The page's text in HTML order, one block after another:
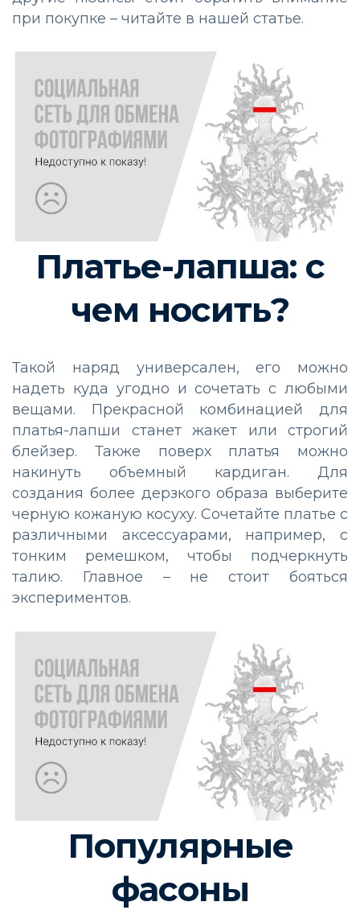
при покупке – читайте в нашей статье.
Платье-лапша: с
чем носить?
Такой наряд универсален, его можно
надеть куда угодно и сочетать с любыми
вещами. Прекрасной комбинацией для
платья-лапши станет жакет или строгий
блейзер. Также поверх платья можно
накинуть объемный кардиган. Для
создания более дерзкого образа выберите
черную кожаную косуху. Сочетайте платье с
различными аксессуарами, например, с
тонким ремешком, чтобы подчеркнуть
талию. Главное – не стоит бояться
экспериментов.
Популярные
фасоны